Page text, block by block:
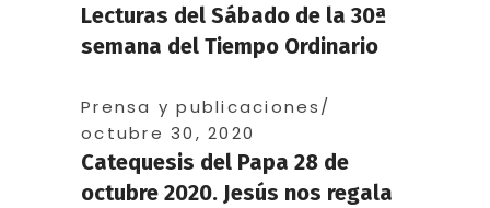
Lecturas del Sábado de la 30ª
semana del Tiempo Ordinario
Prensa y publicaciones
octubre 30, 2020
Catequesis del Papa 28 de
octubre 2020. Jesús nos regala